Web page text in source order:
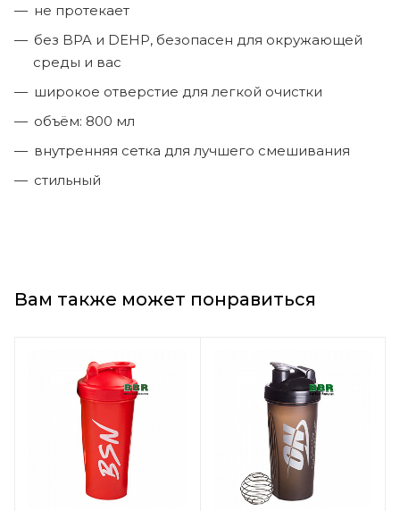
не протекает
без BPA и DEHP, безопасен для окружающей
среды и вас
широкое отверстие для легкой очистки
объём: 800 мл
внутренняя сетка для лучшего смешивания
стильный
Вам также может понравиться